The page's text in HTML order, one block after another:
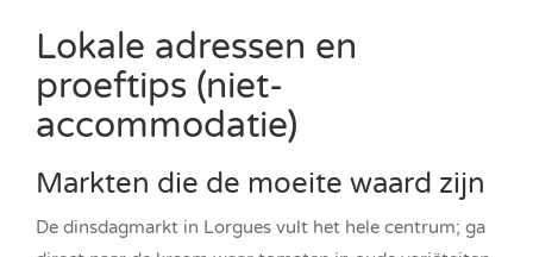
Lokale adressen en
proeftips (niet-
accommodatie)
Markten die de moeite waard zijn
De dinsdagmarkt in Lorgues vult het hele centrum; ga